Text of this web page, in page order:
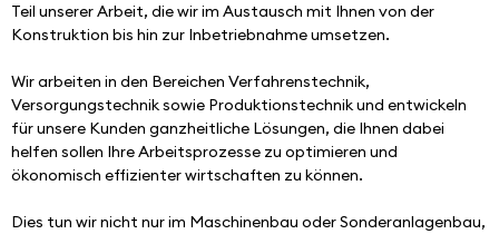
Teil unserer Arbeit, die wir im Austausch mit Ihnen von der
Konstruktion bis hin zur Inbetriebnahme umsetzen.
Wir arbeiten in den Bereichen Verfahrenstechnik,
Versorgungstechnik sowie Produktionstechnik und entwickeln
für unsere Kunden ganzheitliche Lösungen, die Ihnen dabei
helfen sollen Ihre Arbeitsprozesse zu optimieren und
ökonomisch effizienter wirtschaften zu können.
Dies tun wir nicht nur im Maschinenbau oder Sonderanlagenbau,